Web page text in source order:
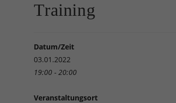
Training
Datum/Zeit
03.01.2022
19:00 - 20:00
Veranstaltungsort